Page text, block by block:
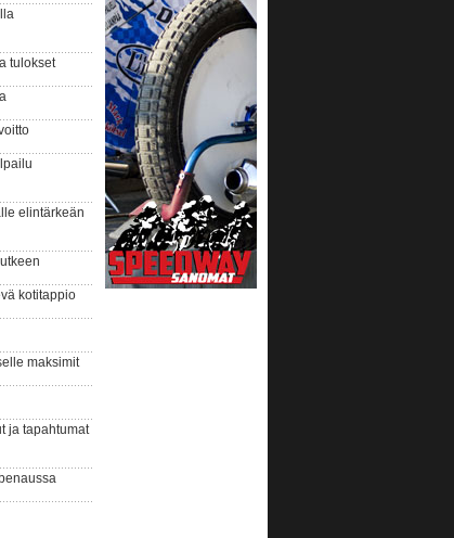
tulokset
elintärkeän
kotitappio
maksimit
ja tapahtumat